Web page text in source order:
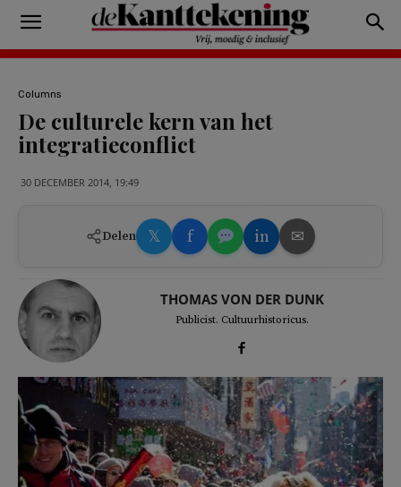
Columns
De culturele kern van het
integratieconflict
30 DECEMBER 2014, 19:49
Delen 𝕏 f in ✉
THOMAS VON DER DUNK
Publicist. Cultuurhistoricus.